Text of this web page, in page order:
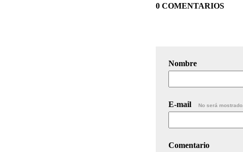
0 COMENTARIOS
Nombre
E-mail No será mostrado.
Comentario